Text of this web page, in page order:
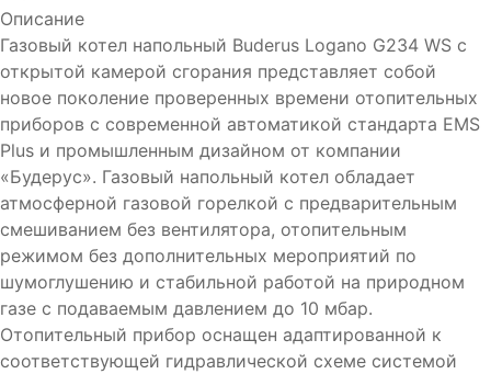
Описание
Газовый котел напольный Buderus Logano G234 WS с
открытой камерой сгорания представляет собой
новое поколение проверенных времени отопительных
приборов с современной автоматикой стандарта EMS
Plus и промышленным дизайном от компании
«Будерус». Газовый напольный котел обладает
атмосферной газовой горелкой с предварительным
смешиванием без вентилятора, отопительным
режимом без дополнительных мероприятий по
шумоглушению и стабильной работой на природном
газе с подаваемым давлением до 10 мбар.
Отопительный прибор оснащен адаптированной к
соответствующей гидравлической схеме системой